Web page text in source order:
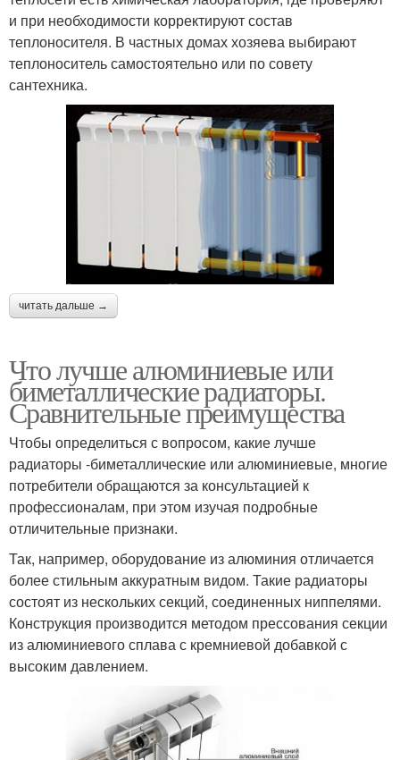
и при необходимости корректируют состав
теплоносителя. В частных домах хозяева выбирают
теплоноситель самостоятельно или по совету
сантехника.
читать дальше →
Что лучше алюминиевые или
биметаллические радиаторы.
Сравнительные преимущества
Чтобы определиться с вопросом, какие лучше
радиаторы -биметаллические или алюминиевые, многие
потребители обращаются за консультацией к
профессионалам, при этом изучая подробные
отличительные признаки.
Так, например, оборудование из алюминия отличается
более стильным аккуратным видом. Такие радиаторы
состоят из нескольких секций, соединенных ниппелями.
Конструкция производится методом прессования секции
из алюминиевого сплава с кремниевой добавкой с
высоким давлением.